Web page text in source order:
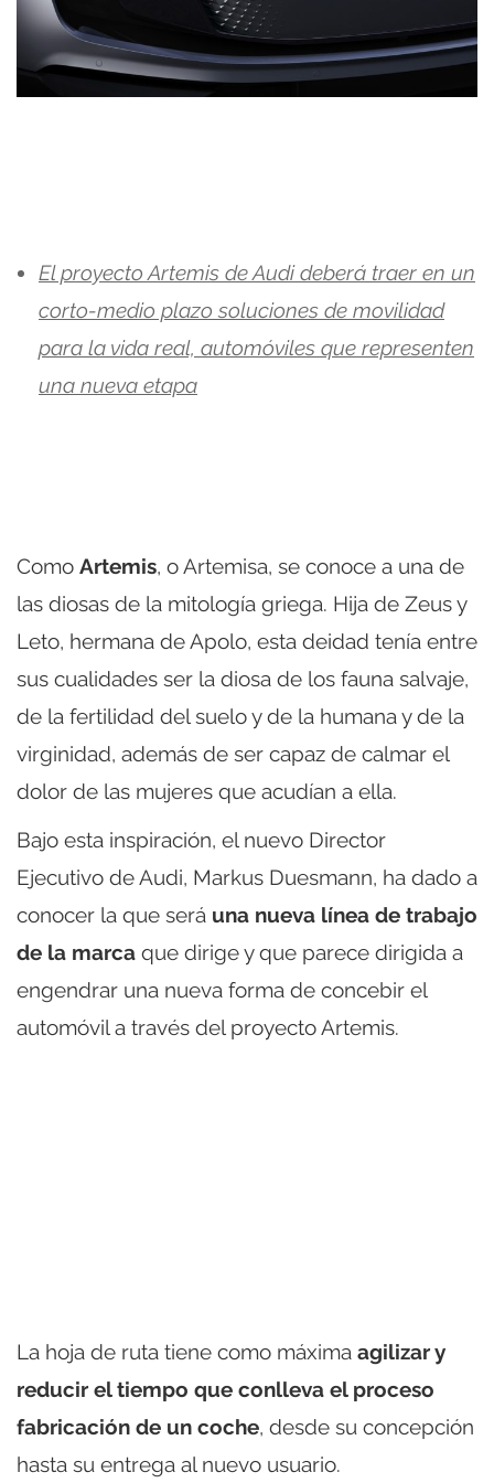
El proyecto Artemis de Audi deberá traer en un
corto-medio plazo soluciones de movilidad
para la vida real, automóviles que representen
una nueva etapa
Como Artemis, o Artemisa, se conoce a una de
las diosas de la mitología griega. Hija de Zeus y
Leto, hermana de Apolo, esta deidad tenía entre
sus cualidades ser la diosa de los fauna salvaje,
de la fertilidad del suelo y de la humana y de la
virginidad, además de ser capaz de calmar el
dolor de las mujeres que acudían a ella.
Bajo esta inspiración, el nuevo Director
Ejecutivo de Audi, Markus Duesmann, ha dado a
conocer la que será una nueva línea de trabajo
de la marca que dirige y que parece dirigida a
engendrar una nueva forma de concebir el
automóvil a través del proyecto Artemis.
La hoja de ruta tiene como máxima agilizar y
reducir el tiempo que conlleva el proceso
fabricación de un coche, desde su concepción
hasta su entrega al nuevo usuario.